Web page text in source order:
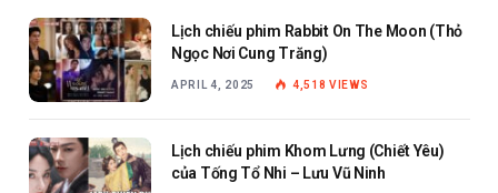
Lịch chiếu phim Rabbit On The Moon (Thỏ
Ngọc Nơi Cung Trăng)
APRIL 4, 2025 4,518VIEWS
Lịch chiếu phim Khom Lưng (Chiết Yêu)
của Tống Tổ Nhi – Lưu Vũ Ninh